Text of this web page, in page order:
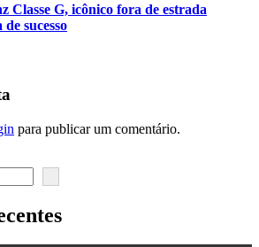
Classe G, icônico fora de estrada
sucesso
para publicar um comentário.